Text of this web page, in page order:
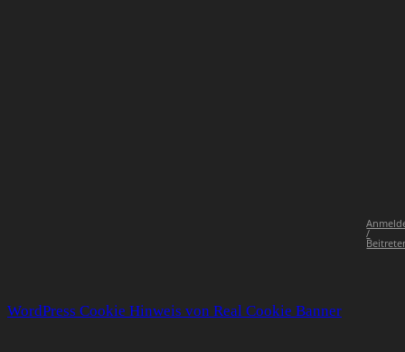
/
WordPress Cookie Hinweis von Real Cookie Banner